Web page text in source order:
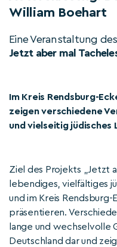
William Boehart
Eine Veranstaltung
Jetzt aber mal
Im Kreis Rendsburg-
zeigen verschiedene
und vielseitig
Ziel des Projekts „Jetzt
lebendiges, vielfältiges
und im Kreis
präsentieren.
lange und wechselvolle
Deutschland dar und